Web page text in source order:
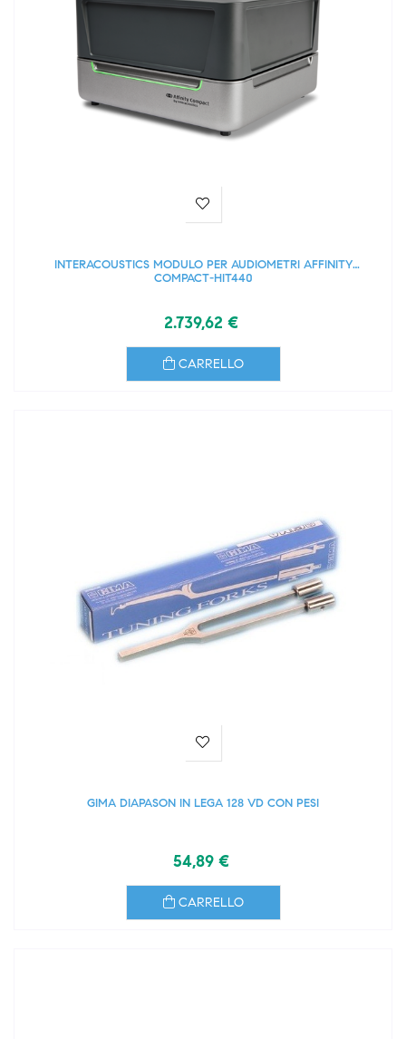
INTERACOUSTICS MODULO PER AUDIOMETRI AFFINITY
COMPACT-HIT440
2.739,62 €
CARRELLO
GIMA DIAPASON IN LEGA 128 VD CON PESI
54,89 €
CARRELLO